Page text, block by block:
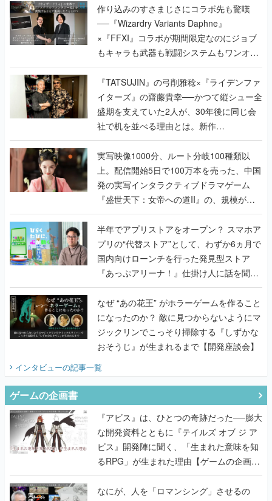
作り込みのすさまじさにコラボ先も驚嘆
──『Wizardry Variants Daphne』
×『FFXI』コラボが期間限定なのにジョブ
もキャラも武器も戦闘システムもワンオフ
で作り込まれた理由を両ディレクターに聞
く
『TATSUJIN』の弓削雅稔×『ライデンファ
イターズ』の齋藤貴幸──かつて縦シュー全
盛期を支えていた2人が、30年後に同じ会
社で机を並べる理由とは。新作
『TATSUJIN EXTREME』で初タッグを組
んだレジェンド2人に訊く開発秘話
実写映像1000分、ルート分岐100種類以
上。配信開始5日で100万本を売った、中国
発の実写インタラクティブドラマゲーム
『盛世天下：女帝への道II』の、規模が違
うこだわりをプロデューサーに聞いた
半年でアプリストアをオープン？ スマホア
プリの“代替ストア”として、わずか6ヵ月で
国内向けローンチを行った発見型ストア
『あっぷアリーナ！』仕掛け人に話を聞い
てみた
なぜ “あの花王” がホラーゲームを作ること
になったのか？ 敵に見つからないようにマ
ジックリンでこっそり掃除する『しずかな
おそうじ』が生まれるまで【開発座談会】
インタビューの記事一覧
ゲームの企画書
『アビス』は、ひとつの奇跡だった──膨大
な開発資料とともに『テイルズ オブ ジ ア
ビス』開発陣に聞く、「生まれた意味を知
るRPG」が生まれた理由【ゲームの企画
書】
なにが、人を「ロマンシング」させるの